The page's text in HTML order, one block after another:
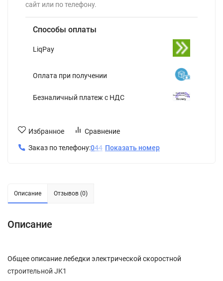
сайт или по телефону.
Способы оплаты
LiqPay
Оплата при получении
Безналичный платеж с НДС
Избранное Сравнение
Заказ по телефону:044 Показать номер
Описание Отзывов (0)
Описание
Общее описание лебедки электрической скоростной
строительной JK1